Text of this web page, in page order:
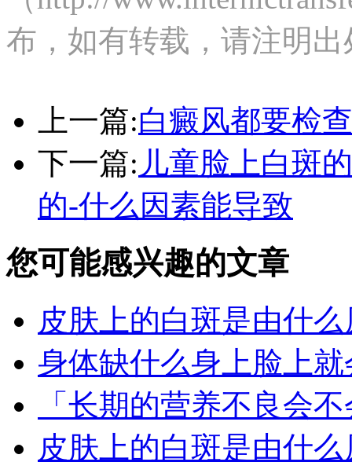
布，如有转载，请注明出
上一篇:白癜风都要检
下一篇: 儿童脸上白斑
的-什么因素能导致
您可能感兴趣的文章
皮肤上的白斑是由什
身体缺什么身上脸上
「长期的营养不良会
皮肤上的白斑是由什